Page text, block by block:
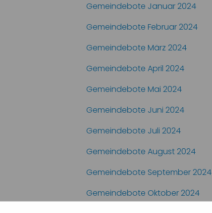
Gemeindebote Januar 2024
Gemeindebote Februar 2024
Gemeindebote März 2024
Gemeindebote April 2024
Gemeindebote Mai 2024
Gemeindebote Juni 2024
Gemeindebote Juli 2024
Gemeindebote August 2024
Gemeindebote September 2024
Gemeindebote Oktober 2024